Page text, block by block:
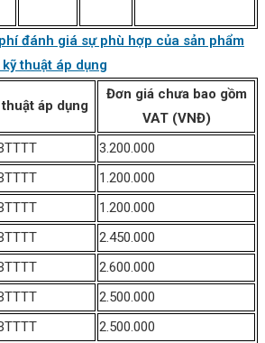
đánh giá sự phù hợp của sản phẩm
thuật áp dụng
áp dụng
Đơn giá chưa bao gồm
VAT (VNĐ)
3.200.000
1.200.000
1.200.000
2.450.000
2.600.000
2.500.000
2.500.000